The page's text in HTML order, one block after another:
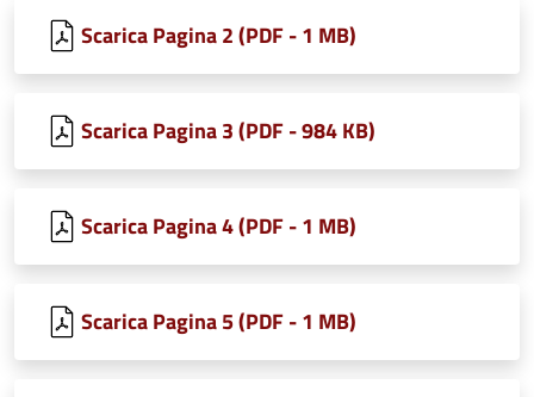
Scarica Pagina 2 (PDF - 1 MB)
Scarica Pagina 3 (PDF - 984 KB)
Scarica Pagina 4 (PDF - 1 MB)
Scarica Pagina 5 (PDF - 1 MB)